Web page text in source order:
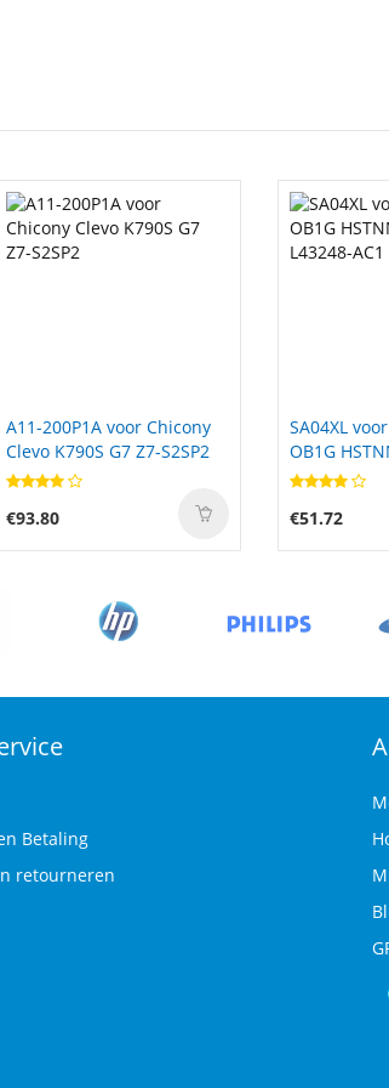
SA04XL voor HP HSTNN-
OB1G HSTNN-OB1F
L43248-AC1 L43248-AC2
€51.72
AP13J4K
C740
€67.40
Betaling
retourneren